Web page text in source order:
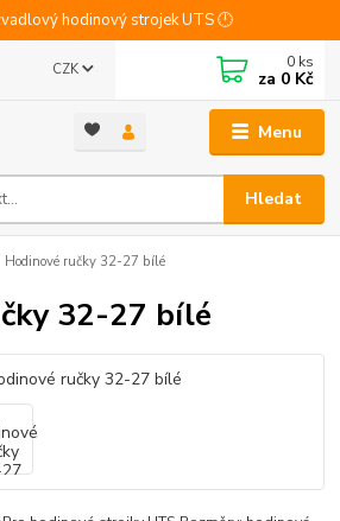
hodinový strojek UTS 🕛
Menu
CZK
Hledat
0 ks
za 0 Kč
Hodinové ručky 32-27 bílé
32-27 bílé